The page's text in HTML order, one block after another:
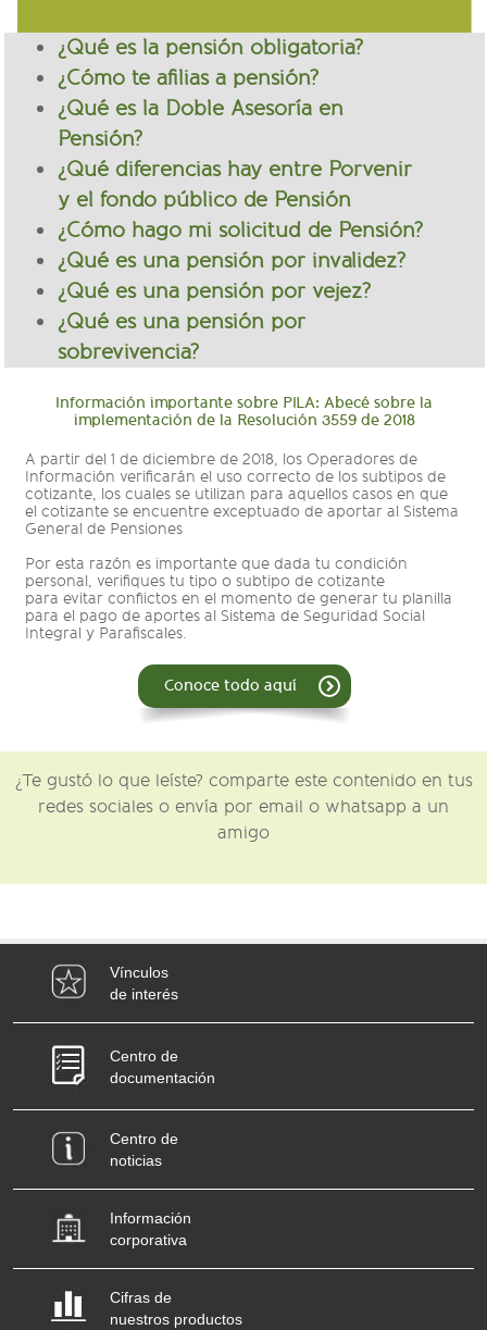
¿Qué es la pensión obligatoria?
¿Cómo te afilias a pensión?
¿Qué es la Doble Asesoría en
Pensión?
¿Qué diferencias hay entre Porvenir
y el fondo público de Pensión
¿Cómo hago mi solicitud de Pensión?
¿Qué es una pensión por invalidez?
¿Qué es una pensión por vejez?
¿Qué es una pensión por
sobrevivencia?
Información importante sobre PILA: Abecé sobre la
implementación de la Resolución 3559 de 2018
A partir del 1 de diciembre de 2018, los Operadores de
Información verificarán el uso correcto de los subtipos de
cotizante, los cuales se utilizan para aquellos casos en que
el cotizante se encuentre exceptuado de aportar al Sistema
General de Pensiones
Por esta razón es importante que dada tu condición
personal, verifiques tu tipo o subtipo de cotizante
para evitar conflictos en el momento de generar tu planilla
para el pago de aportes al Sistema de Seguridad Social
Integral y Parafiscales.
Conoce todo aquí
¿Te gustó lo que leíste? comparte este contenido en tus
redes sociales o envía por email o whatsapp a un
amigo
Vínculos
de interés
Centro de
documentación
Centro de
noticias
Información
corporativa
Cifras de
nuestros productos